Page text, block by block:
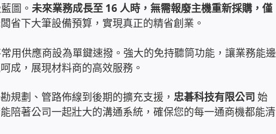
圖。 未來業務成長至 16 人時，無需報廢主機重新採購，僅
省下大筆設備預算，實現真正的精省創業。
用供應商設為單鍵速撥。強大的免持聽筒功能，讓業務能邊
成，展現材料商的高效服務。
規劃、管路佈線到後期的擴充支援， 忠碁科技有限公司 始
陪著公司一起壯大的溝通系統，確保您的每一通商機都能清